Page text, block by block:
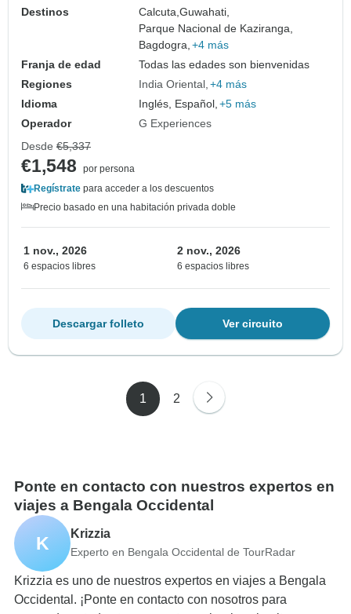
Destinos
Calcuta,Guwahati,
Parque Nacional de Kaziranga,
Bagdogra, +4 más
Franja de edad
Todas las edades son bienvenidas
Regiones
India Oriental +4 más
Idioma
Inglés, Español, +5 más
Operador
G Experiences
Desde €5,337
€1,548
por persona
Regístrate para acceder a los descuentos
Precio basado en una habitación privada doble
1 nov., 2026
6 espacios libres
2 nov., 2026
6 espacios libres
Ver circuito
Descargar folleto
1 2
Ponte en contacto con nuestros expertos en
viajes a Bengala Occidental
K Krizzia
Experto en Bengala Occidental de TourRadar
Krizzia es uno de nuestros expertos en viajes a Bengala
Occidental. ¡Ponte en contacto con nosotros para